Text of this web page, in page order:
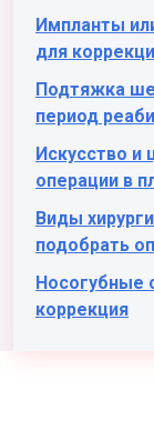
Импланты
для
Подтяжка
период
Искусство и
операции в
Виды
подобрать
Носогубные
коррекция